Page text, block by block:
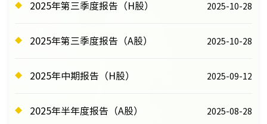
2025年第三季度报告（H股） 2025-10-28
2025年第三季度报告（A股） 2025-10-28
2025年中期报告（H股） 2025-09-12
2025年半年度报告（A股） 2025-08-28